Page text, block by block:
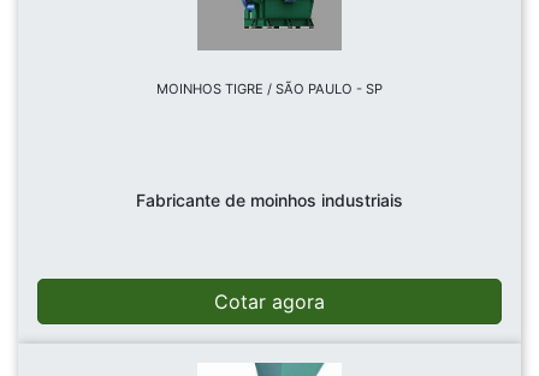
MOINHOS TIGRE / SÃO PAULO - SP
Fabricante de moinhos industriais
Cotar agora